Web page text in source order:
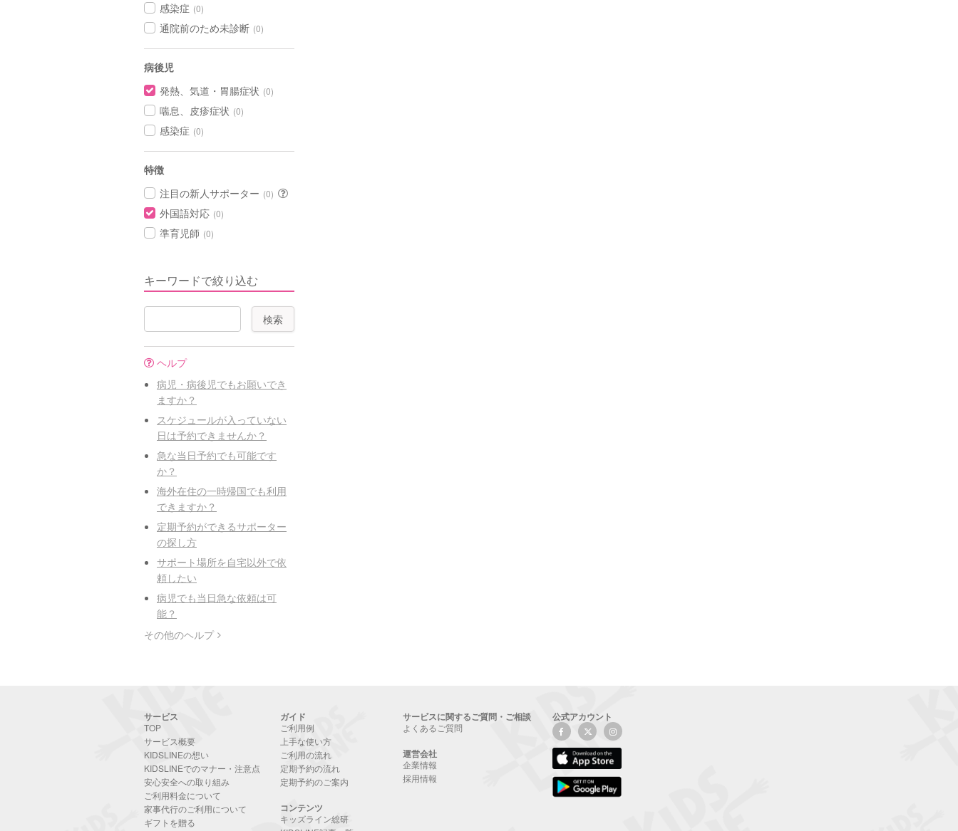
感染症 (0)
通院前のため未診断 (0)
病後児
発熱、気道・胃腸症状 (0)
喘息、皮疹症状 (0)
感染症 (0)
特徴
注目の新人サポーター (0)
外国語対応 (0)
準育児師 (0)
キーワードで絞り込む
ヘルプ
病児・病後児でもお願いでき
ますか？
スケジュールが入っていない
日は予約できませんか？
急な当日予約でも可能です
か？
海外在住の一時帰国でも利用
できますか？
定期予約ができるサポーター
の探し方
サポート場所を自宅以外で依
頼したい
病児でも当日急な依頼は可
能？
その他のヘルプ
サービス
TOP
サービス概要
KIDSLINEの想い
KIDSLINEでのマナー・注意点
安心安全への取り組み
ご利用料金について
家事代行のご利用について
ギフトを贈る
ガイド
ご利用例
上手な使い方
ご利用の流れ
定期予約の流れ
定期予約のご案内
コンテンツ
キッズライン総研
サービスに関するご質問・ご相談
よくあるご質問
運営会社
企業情報
採用情報
公式アカウント